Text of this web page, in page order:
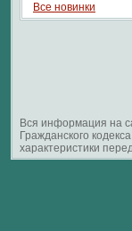
Все новинки
Вся информация на
Гражданского
характеристики